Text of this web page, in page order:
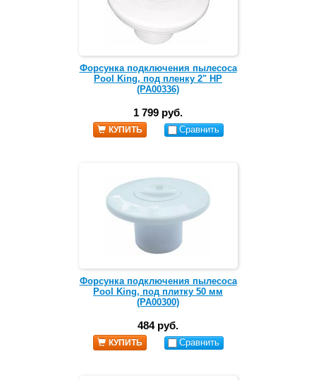
Форсунка подключения пылесоса
Pool King, под пленку 2" НР
(PA00336)
1 799 руб.
КУПИТЬ Сравнить
Форсунка подключения пылесоса
Pool King, под плитку 50 мм
(PA00300)
484 руб.
КУПИТЬ Сравнить